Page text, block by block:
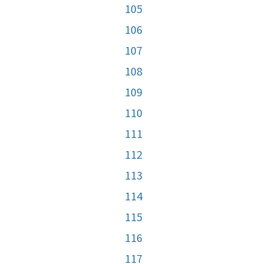
105
106
107
108
109
110
111
112
113
114
115
116
117